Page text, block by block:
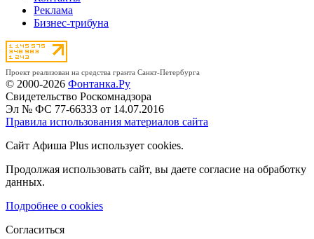
Реклама
Бизнес-трибуна
Проект реализован на средства гранта Санкт-Петербурга
© 2000-2026 Фонтанка.Ру
Свидетельство Роскомнадзора
Эл № ФС 77-66333 от 14.07.2016
Правила использования материалов сайта
Сайт Афиша Plus использует cookies.
Продолжая использовать сайт, вы даете согласие на обработку
данных.
Подробнее о cookies
Согласиться